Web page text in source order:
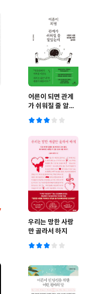
어른이 되면 관계
가 쉬워질 줄 알았
우리는 망한 사랑
만 골라서 하지